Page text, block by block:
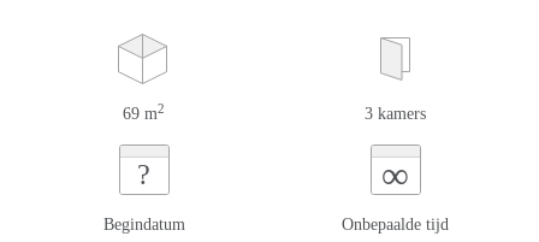
69 m2 3 kamers
?
Begindatum
∞
Onbepaalde tijd